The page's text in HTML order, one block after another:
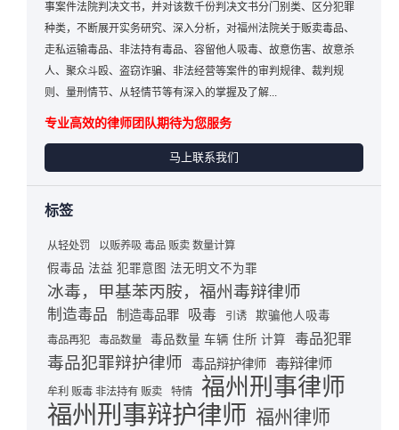
事案件法院判决文书，并对该数千份判决文书分门别类、区分犯罪
种类，不断展开实务研究、深入分析，对福州法院关于贩卖毒品、
走私运输毒品、非法持有毒品、容留他人吸毒、故意伤害、故意杀
人、聚众斗殴、盗窃诈骗、非法经营等案件的审判规律、裁判规
则、量刑情节、从轻情节等有深入的掌握及了解...
专业高效的律师团队期待为您服务
马上联系我们
标签
从轻处罚 以贩养吸 毒品 贩卖 数量计算
假毒品 法益 犯罪意图 法无明文不为罪
冰毒，甲基苯丙胺，福州毒辩律师
制造毒品 制造毒品罪 吸毒 引诱 欺骗他人吸毒
毒品再犯 毒品数量 毒品数量 车辆 住所 计算 毒品犯罪
毒品犯罪辩护律师 毒品辩护律师 毒辩律师
牟利 贩毒 非法持有 贩卖 特情 福州刑事律师
福州刑事辩护律师 福州律师